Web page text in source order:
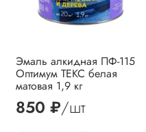
Эмаль алкидная ПФ-115
Оптимум ТЕКС белая
матовая 1,9 кг
850 ₽/шт